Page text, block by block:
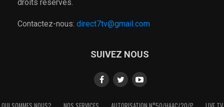
droits réservés.
Contactez-nous: direct7tv@gmail.com
SUIVEZ NOUS